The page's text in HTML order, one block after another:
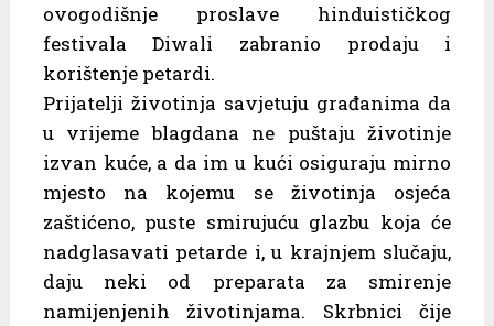
ovogodišnje proslave hinduističkog
festivala Diwali zabranio prodaju i
korištenje petardi.
Prijatelji životinja savjetuju građanima da
u vrijeme blagdana ne puštaju životinje
izvan kuće, a da im u kući osiguraju mirno
mjesto na kojemu se životinja osjeća
zaštićeno, puste smirujuću glazbu koja će
nadglasavati petarde i, u krajnjem slučaju,
daju neki od preparata za smirenje
namijenjenih životinjama. Skrbnici čije